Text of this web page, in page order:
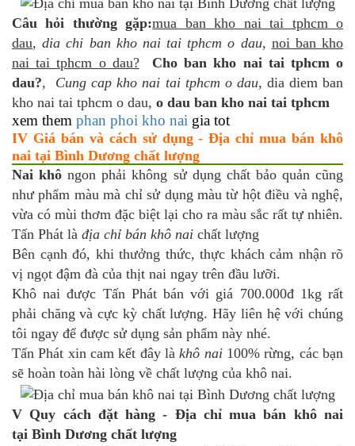
Câu hỏi thường gặp:mua ban kho nai tai tphcm o
dau,dia chi ban kho nai tai tphcm o dau, noi ban kho
nai tai tphcm o dau?
Cho ban kho nai tai tphcm o
dau?, Cung cap kho nai tai tphcm o dau, dia diem ban
kho nai tai tphcm o dau, o dau ban kho nai tai tphcm
xem them phan phoi kho nai gia tot
IV Giá bán và cách sử dụng - Địa chỉ mua bán khô
nai tại Bình Dương chất lượng
Nai khô ngon phải không sử dụng chất bảo quản cũng
như phẩm màu mà chỉ sử dụng màu từ hột điều và nghệ,
vừa có mùi thơm đặc biệt lại cho ra màu sắc rất tự nhiên.
Tấn Phát là địa chỉ bán khô nai chất lượng
Bên cạnh đó, khi thưởng thức, thực khách cảm nhận rõ
vị ngọt đậm đà của thịt nai ngay trên đầu lưỡi.
Khô nai được Tấn Phát bán với giá 700.000đ 1kg rất
phải chăng và cực kỳ chất lượng. Hãy liên hệ với chúng
tôi ngay để được sử dụng sản phẩm này nhé.
Tấn Phát xin cam kết đây làkhô nai100% rừng, các bạn
sẽ hoàn toàn hài lòng về chất lượng của khô nai.
V Quy cách đặt hàng - Địa chỉ mua bán khô nai
tại Bình Dương chất lượng